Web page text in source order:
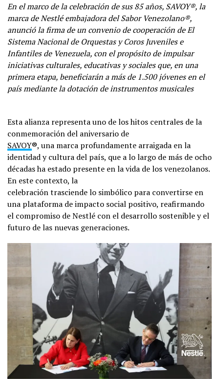
En el marco de la celebración de sus 85 años, SAVOY®, la
marca de Nestlé embajadora del Sabor Venezolano®,
anunció la firma de un convenio de cooperación de El
Sistema Nacional de Orquestas y Coros Juveniles e
Infantiles de Venezuela, con el propósito de impulsar
iniciativas culturales, educativas y sociales que, en una
primera etapa, beneficiarán a más de 1.500 jóvenes en el
país mediante la dotación de instrumentos musicales
Esta alianza representa uno de los hitos centrales de la
conmemoración del aniversario de
SAVOY®, una marca profundamente arraigada en la
identidad y cultura del país, que a lo largo de más de ocho
décadas ha estado presente en la vida de los venezolanos.
En este contexto, la
celebración trasciende lo simbólico para convertirse en
una plataforma de impacto social positivo, reafirmando
el compromiso de Nestlé con el desarrollo sostenible y el
futuro de las nuevas generaciones.